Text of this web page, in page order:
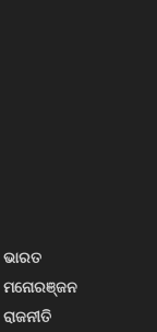
ଭାରତ
ମନୋରଞ୍ଜନ
ରାଜନୀତି